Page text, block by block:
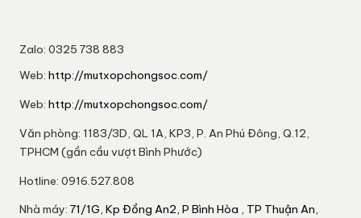
Zalo: 0325 738 883
Web: http://mutxopchongsoc.com/
Web: http://mutxopchongsoc.com/
Văn phòng: 1183/3D, QL 1A, KP3, P. An Phú Đông, Q.12,
TPHCM (gần cầu vượt Bình Phước)
Hotline: 0916.527.808
Nhà máy: 71/1G, Kp Đồng An2, P Bình Hòa , TP Thuận An,